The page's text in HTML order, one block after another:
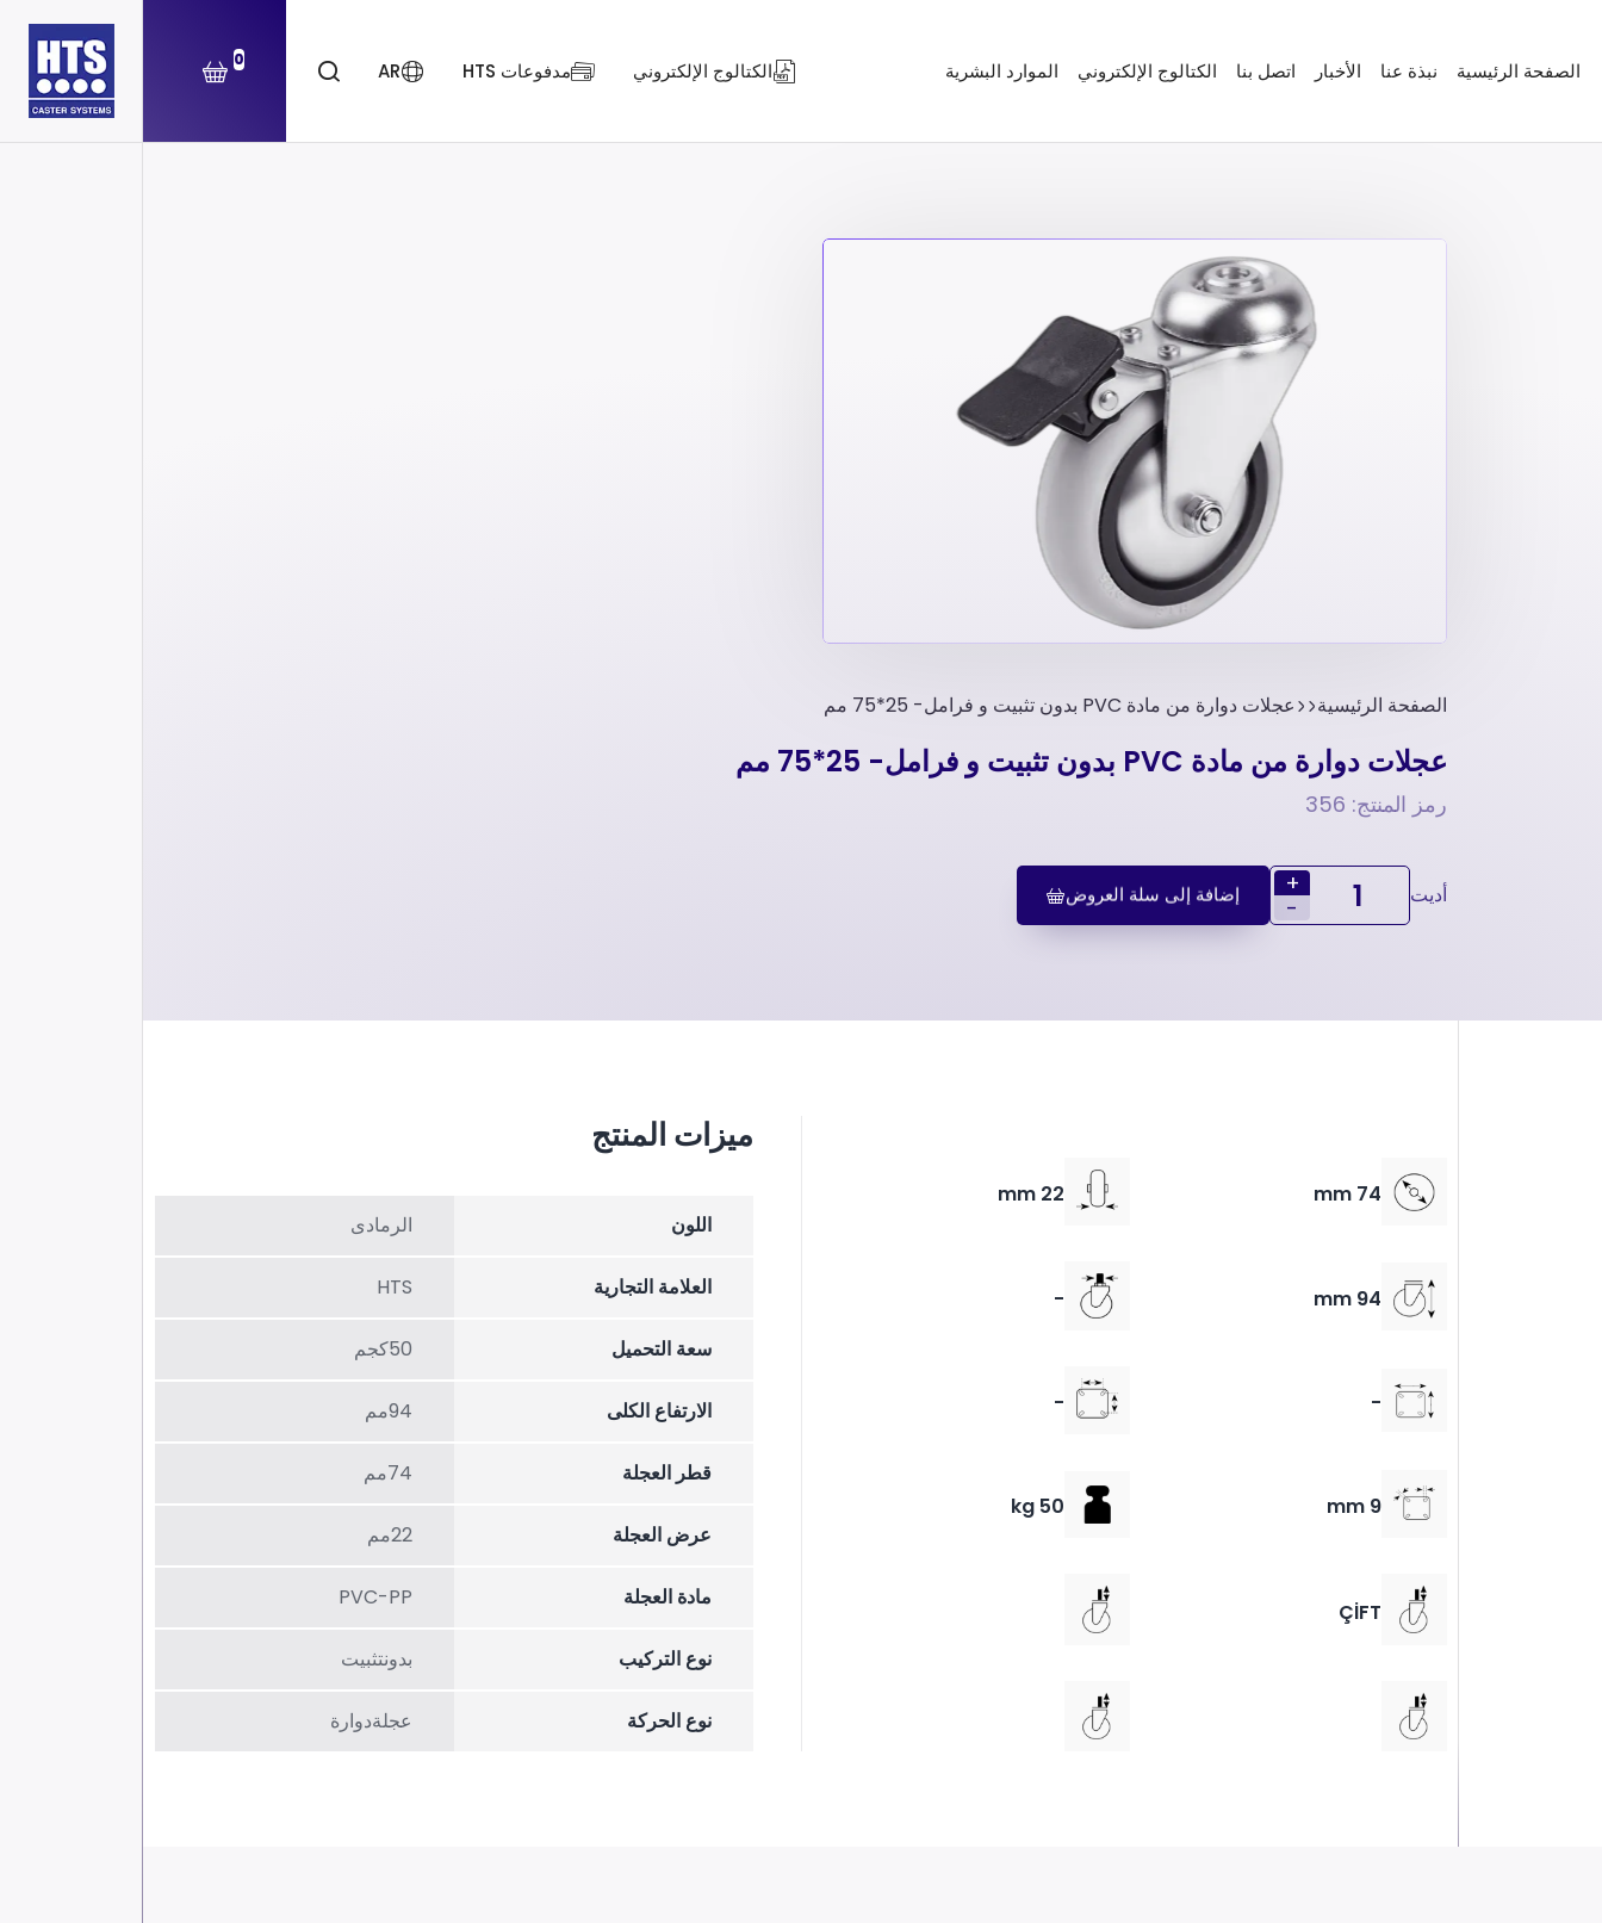
الصفحة الرئيسية نبذة عنا الأخبار اتصل بنا الكتالوج الإلكتروني الموارد البشرية الكتالوج الإلكتروني مدفوعات HTS AR
0
الصفحة الرئيسية عجلات دوارة من مادة PVC بدون تثبیت و فرامل- 25*75 مم
عجلات دوارة من مادة PVC بدون تثبیت و فرامل- 25*75 مم
رمز المنتج: 356
أديت
+
-
إضافة إلى سلة العروض
74 mm
22 mm
94 mm
-
-
-
9 mm
50 kg
ÇİFT
ميزات المنتج
اللون الرمادی
العلامة التجارية HTS
سعة التحميل 50كجم
الارتفاع الکلی 94مم
قطر العجلة 74مم
عرض العجلة 22مم
مادة العجلة PVC-PP
نوع التركيب بدونتثبیت
نوع الحركة عجلةدوارة